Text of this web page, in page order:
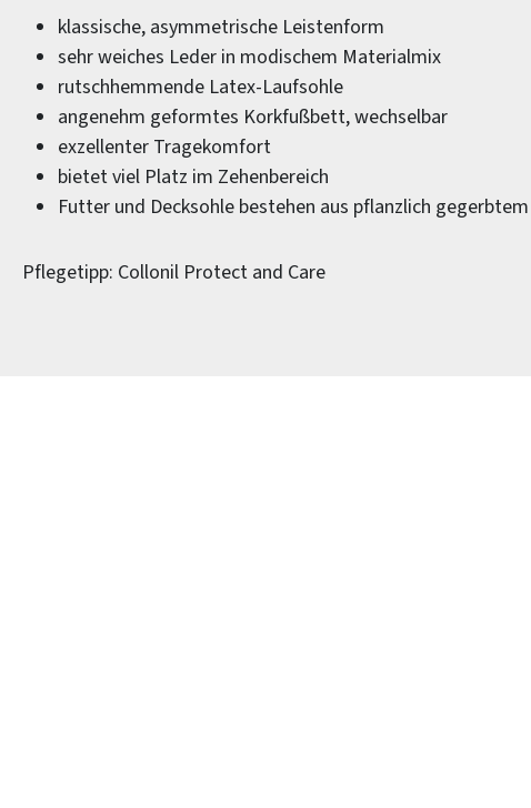
klassische, asymmetrische Leistenform
sehr weiches Leder in modischem Materialmix
rutschhemmende Latex-Laufsohle
angenehm geformtes Korkfußbett, wechselbar
exzellenter Tragekomfort
bietet viel Platz im Zehenbereich
Futter und Decksohle bestehen aus pflanzlich
Pflegetipp: Collonil Protect and Care